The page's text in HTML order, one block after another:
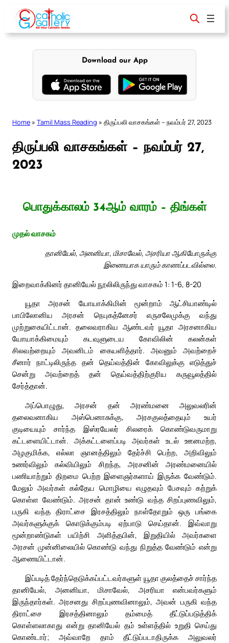
content
Download our App
Home » Tamil Mass Reading » திருப்பலி வாசகங்கள் – நவம்பர் 27, 2023
திருப்பலி வாசகங்கள் – நவம்பர் 27,
2023
பொதுக்காலம் 34ஆம் வாரம் – திங்கள்
முதல் வாசகம்
தானியேல், அனனியா, மிசாவேல், அசரியா ஆகியோருக்கு
இணையாக யாரும் காணப்படவில்லை.
இறைவாக்கினர் தானியேல் நூலிலிருந்து வாசகம் 1: 1-6, 8-20
யூதா அரசன் யோயாக்கிமின் மூன்றாம் ஆட்சியாண்டில்
பாபிலோனிய அரசன் நெபுகத்னேசர் எருசலேமுக்கு வந்து
முற்றுகையிட்டான். தலைவராகிய ஆண்டவர் யூதா அரசனாகிய
யோயாக்கிமையும் கடவுளுடைய கோவிலின் கலன்கள்
சிலவற்றையும் அவனிடம் கையளித்தார். அவனும் அவற்றைச்
சீனார் நாட்டிலிருந்த தன் தெய்வத்தின் கோவிலுக்கு எடுத்துச்
சென்று அவற்றைத் தன் தெய்வத்திற்குரிய கருவூலத்தில்
சேர்த்தான்.
அப்பொழுது, அரசன் தன் அரண்மனை அலுவலரின்
தலைவனாகிய அஸ்பெனாசுக்கு, அரசகுலத்தையும் உயர்
குடியையும் சார்ந்த இஸ்ரயேலர் சிலரைக் கொண்டுவருமாறு
கட்டளையிட்டான். அக்கட்டளைப்படி அவர்கள் உடல் ஊனமற்ற,
அழகுமிக்க, எல்லா ஞானத்திலும் தேர்ச்சி பெற்ற, அறிவிலும்
உணர்விலும் கல்வியிலும் சிறந்த, அரசனின் அரண்மனையில்
பணியாற்றும் திறமை பெற்ற இளைஞர்களாய் இருக்க வேண்டும்.
மேலும் அவர்கள் கல்தேய மொழியை எழுதவும் பேசவும் கற்றுக்
கொள்ள வேண்டும். அரசன் தான் உண்டு வந்த சிறப்புணவிலும்,
பருகி வந்த திராட்சை இரசத்திலும் நாள்தோறும் ஒரு பங்கை
அவர்களுக்குக் கொடுக்கும்படி ஏற்பாடு செய்தான். இவ்வாறு
மூன்றாண்டுகள் பயிற்சி அளித்தபின், இறுதியில் அவர்களை
அரசன் முன்னிலையில் கொண்டு வந்து நிறுத்த வேண்டும் என்று
ஆணையிட்டான்.
இப்படித் தேர்ந்தெடுக்கப்பட்டவர்களுள் யூதா குலத்தைச் சார்ந்த
தானியேல், அனனியா, மிசாவேல், அசரியா என்பவர்களும்
இருந்தார்கள். அரசனது சிறப்புணவினாலும், அவன் பருகி வந்த
திராட்சை இரசத்தினாலும் தம்மைத் தீட்டுப்படுத்திக்
கொள்ளலாகாது என்று தானியேல் தம் உள்ளத்தில் உறுதி செய்து
கொண்டார்; அவ்வாறே தாம் தீட்டுப்படாதிருக்க அலுவலர்